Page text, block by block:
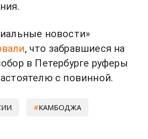
новости»
, что забравшиеся на
в Петербурге руферы
с повинной.
КАМБОДЖА